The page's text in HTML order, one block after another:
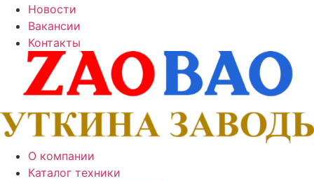
Новости
Вакансии
Контакты
О компании
Каталог техники